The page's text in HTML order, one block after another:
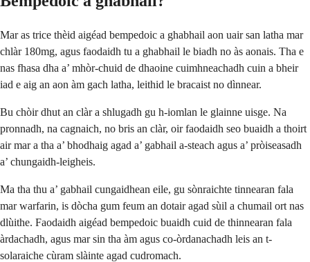
Mar as trice thèid aigéad bempedoic a ghabhail aon uair san latha mar
chlàr 180mg, agus faodaidh tu a ghabhail le biadh no às aonais. Tha e
nas fhasa dha a’ mhòr-chuid de dhaoine cuimhneachadh cuin a bheir
iad e aig an aon àm gach latha, leithid le bracaist no dìnnear.
Bu chòir dhut an clàr a shlugadh gu h-iomlan le glainne uisge. Na
pronnadh, na cagnaich, no bris an clàr, oir faodaidh seo buaidh a thoirt
air mar a tha a’ bhodhaig agad a’ gabhail a-steach agus a’ pròiseasadh
a’ chungaidh-leigheis.
Ma tha thu a’ gabhail cungaidhean eile, gu sònraichte tinnearan fala
mar warfarin, is dòcha gum feum an dotair agad sùil a chumail ort nas
dlùithe. Faodaidh aigéad bempedoic buaidh cuid de thinnearan fala
àrdachadh, agus mar sin tha àm agus co-òrdanachadh leis an t-
solaraiche cùram slàinte agad cudromach.